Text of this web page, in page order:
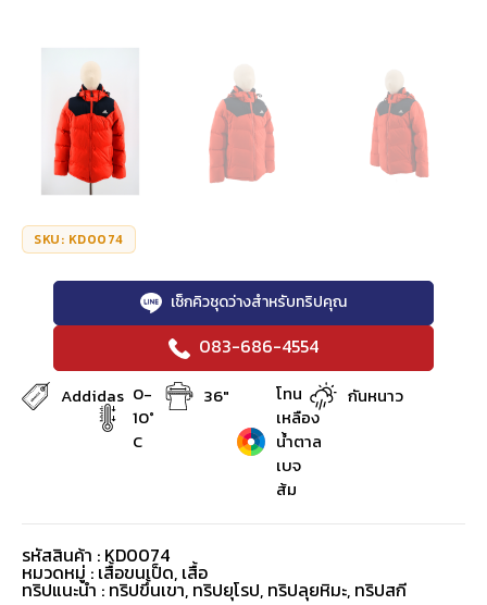
SKU: KD0074
เช็กคิวชุดว่างสำหรับทริปคุณ
083-686-4554
Addidas 0-
10°
C
36"
โทน
เหลือง
น้ำตาล
เบจ
ส้ม
กันหนาว
รหัสสินค้า : KD0074
หมวดหมู่ : เสื้อขนเป็ด, เสื้อ
ทริปแนะนำ : ทริปขึ้นเขา, ทริปยุโรป, ทริปลุยหิมะ, ทริปสกี